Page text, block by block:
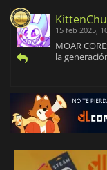
15 feb 2025,
MOAR
la